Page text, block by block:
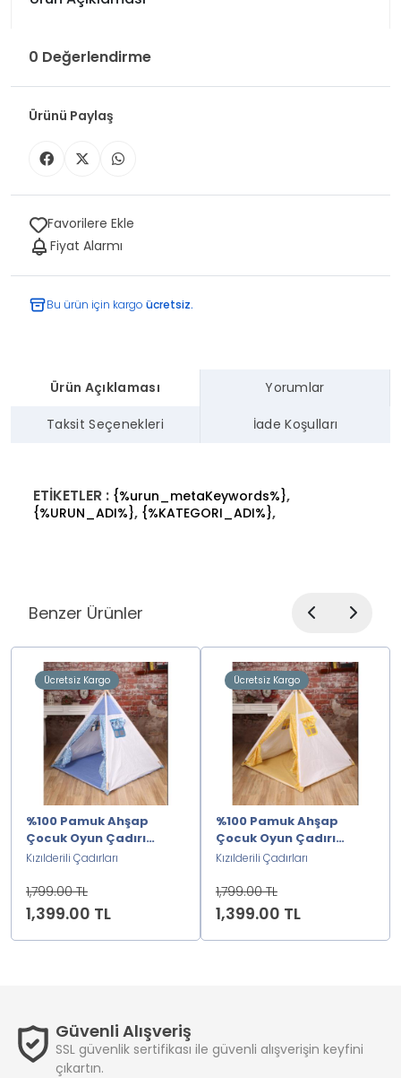
0 Değerlendirme
Ürünü Paylaş
Favorilere Ekle
Fiyat Alarmı
Bu ürün için kargo ücretsiz.
Ürün Açıklaması Yorumlar
Taksit Seçenekleri İade Koşulları
ETİKETLER : {%urun_metaKeywords%},
{%URUN_ADI%}, {%KATEGORI_ADI%},
Benzer Ürünler
Ücretsiz Kargo
%100 Pamuk Ahşap
Çocuk Oyun Çadırı
Kızılderili-Mavi2222222
Kızılderili Çadırları
1,799.00 TL
1,399.00 TL
Ücretsiz Kargo
%100 Pamuk Ahşap
Çocuk Oyun Çadırı
Kızılderili- Sarı2222222
Kızılderili Çadırları
1,799.00 TL
1,399.00 TL
Güvenli Alışveriş
SSL güvenlik sertifikası ile güvenli alışverişin keyfini
çıkartın.